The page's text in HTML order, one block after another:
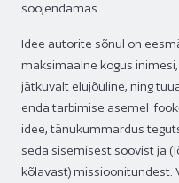
soojendamas.
Idee autorite sõnul on
maksimaalne kogus
jätkuvalt elujõuline, ning
enda tarbimise asemel
idee, tänukummardus
seda sisemisest soovist ja
kõlavast) missioonitundest.